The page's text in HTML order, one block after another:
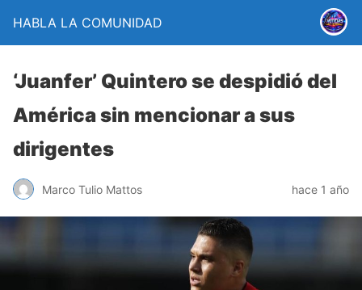
HABLA LA COMUNIDAD
‘Juanfer’ Quintero se despidió del
América sin mencionar a sus
dirigentes
Marco Tulio Mattos hace 1 año